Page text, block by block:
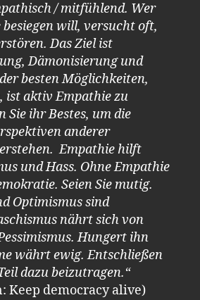
/ mitfühlend. Wer
will, versucht oft,
Das Ziel ist
Dämonisierung und
besten Möglichkeiten,
ist aktiv Empathie zu
Sie ihr Bestes, um die
anderer
Empathie hilft
und Hass. Ohne Empathie
Seien Sie mutig.
Optimismus sind
nährt sich von
Hungert ihn
währt ewig. Entschließen
dazu beizutragen.“
Keep democracy alive)